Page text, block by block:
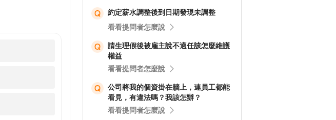
約定薪水調整後到日期發現未調整
看看提問者怎麼說
請生理假後被雇主說不適任該怎麼維護
權益
看看提問者怎麼說
公司將我的個資掛在牆上，連員工都能
看見，有違法嗎？我該怎辦？
看看提問者怎麼說